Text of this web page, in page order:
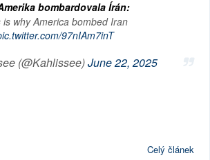
bombardovala Írán:
is why America bombed Iran
97nIAm7inT
(@Kahlissee)June 22, 2025
Celý článek